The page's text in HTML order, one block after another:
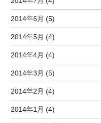
2014年6月 (5)
2014年5月 (4)
2014年4月 (4)
2014年3月 (5)
2014年2月 (4)
2014年1月 (4)